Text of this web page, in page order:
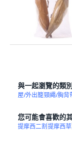
與一起瀏覽的類
屋/外出籠頸繩/胸背
您可能會喜歡的
提摩西二割 提摩西草